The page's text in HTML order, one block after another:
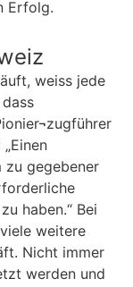
Erfolg.
weiss jede
zu gegebener
haben.“ Bei
weitere
Nicht immer
werden und